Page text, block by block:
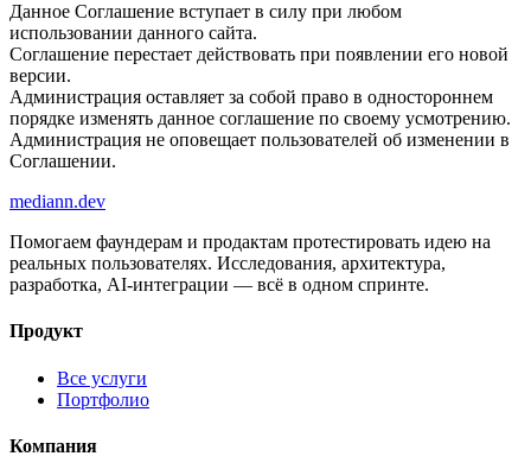
Данное Соглашение вступает в силу при любом
использовании данного сайта.
Соглашение перестает действовать при появлении его новой
версии.
Администрация оставляет за собой право в одностороннем
порядке изменять данное соглашение по своему усмотрению.
Администрация не оповещает пользователей об изменении в
Соглашении.
mediann.dev
Помогаем фаундерам и продактам протестировать идею на
реальных пользователях. Исследования, архитектура,
разработка, AI-интеграции — всё в одном спринте.
Продукт
Все услуги
Портфолио
Компания